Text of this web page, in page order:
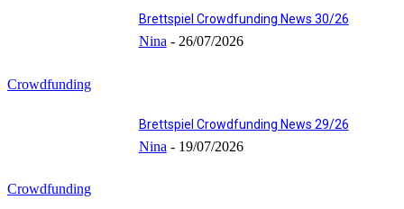
Crowdfunding
Brettspiel Crowdfunding News 30/26
Nina - 26/07/2026
Crowdfunding
Brettspiel Crowdfunding News 29/26
Nina - 19/07/2026